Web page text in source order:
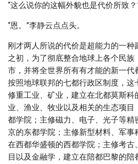
“这么说你的这幅外貌也是代价所致？
“恩。”李静云点点头。
刚才两人所说的代价是超能力的一种
之初，为了彻底整合地球上各个民族
市，并将全世界所有有才能的新一代
按照地球联邦的七都行政区制度，这
修重工业、矿业，建立在北都莫斯科
业、渔业、牧业以及相关的生态项
都学院；主修磁力、电子、光子等精
京的东都学院；主修新型材料、军事
在西都华盛顿的西都学院；主修考古
目以及金融学，建立在陪都巴黎的